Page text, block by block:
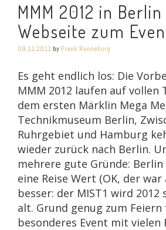
MMM 2012 in
Webseite zum
09.11.2011 by Frank Ronneburg
Es geht endlich los: Die
MMM 2012 laufen auf vollen
dem ersten Märklin Mega
Technikmuseum Berlin,
Ruhrgebiet und Hamburg
wieder zurück nach Berlin.
mehrere gute Gründe:
eine Reise Wert (OK, der
besser: der MIST1 wird 2012
alt. Grund genug zum
besonderes Event mit vielen